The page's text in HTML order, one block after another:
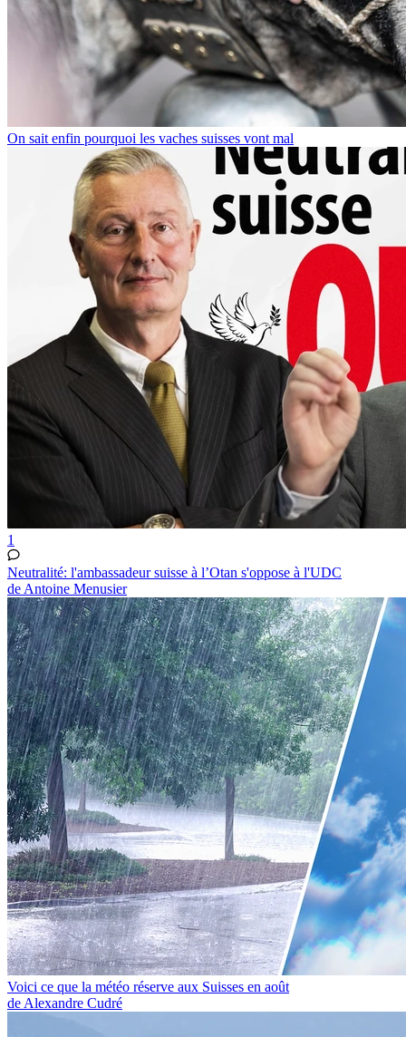
On sait enfin pourquoi les vaches suisses vont mal
1
Neutralité: l'ambassadeur suisse à l’Otan s'oppose à l'UDC
de Antoine Menusier
Voici ce que la météo réserve aux Suisses en août
de Alexandre Cudré